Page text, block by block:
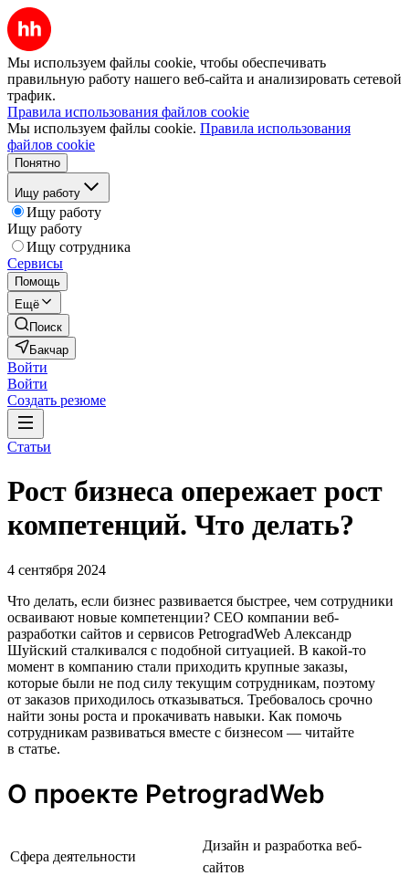
Мы используем файлы cookie, чтобы обеспечивать
правильную работу нашего веб-сайта и анализировать сетевой
трафик.
Правила использования файлов cookie
Мы используем файлы cookie. Правила использования
файлов cookie
Понятно
Ищу работу
Ищу работу
Ищу работу
Ищу сотрудника
Сервисы
Помощь
Ещё
Поиск
Бакчар
Войти
Войти
Создать резюме
Статьи
Рост бизнеса опережает рост
компетенций. Что делать?
4 сентября 2024
Что делать, если бизнес развивается быстрее, чем сотрудники
осваивают новые компетенции? CEO компании веб-
разработки сайтов и сервисов PetrogradWeb Александр
Шуйский сталкивался с подобной ситуацией. В какой-то
момент в компанию стали приходить крупные заказы,
которые были не под силу текущим сотрудникам, поэтому
от заказов приходилось отказываться. Требовалось срочно
найти зоны роста и прокачивать навыки. Как помочь
сотрудникам развиваться вместе с бизнесом — читайте
в статье.
О проекте PetrogradWeb
Сфера деятельности
Дизайн и разработка веб-
сайтов